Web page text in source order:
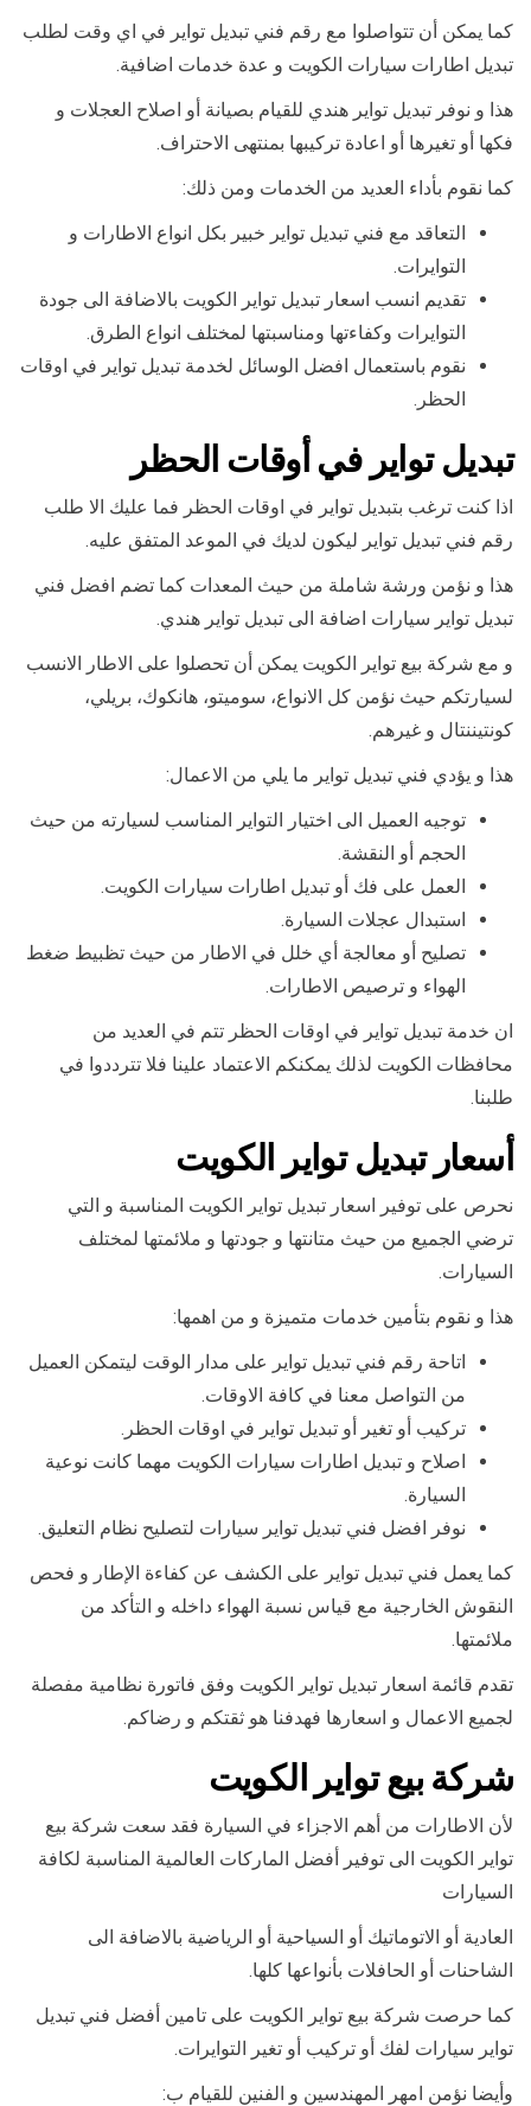
كما يمكن أن تتواصلوا مع رقم فني تبديل تواير في اي وقت لطلب
تبديل اطارات سيارات الكويت و عدة خدمات اضافية.
هذا و نوفر تبديل تواير هندي للقيام بصيانة أو اصلاح العجلات و
فكها أو تغيرها أو اعادة تركيبها بمنتهى الاحتراف.
كما نقوم بأداء العديد من الخدمات ومن ذلك:
التعاقد مع فني تبديل تواير خبير بكل انواع الاطارات و
التوايرات.
تقديم انسب اسعار تبديل تواير الكويت بالاضافة الى جودة
التوايرات وكفاءتها ومناسبتها لمختلف انواع الطرق.
نقوم باستعمال افضل الوسائل لخدمة تبديل تواير في اوقات
الحظر.
تبديل تواير في أوقات الحظر
اذا كنت ترغب بتبديل تواير في اوقات الحظر فما عليك الا طلب
رقم فني تبديل تواير ليكون لديك في الموعد المتفق عليه.
هذا و نؤمن ورشة شاملة من حيث المعدات كما تضم افضل فني
تبديل تواير سيارات اضافة الى تبديل تواير هندي.
و مع شركة بيع تواير الكويت يمكن أن تحصلوا على الاطار الانسب
لسيارتكم حيث نؤمن كل الانواع، سوميتو، هانكوك، بريلي،
كونتيننتال و غيرهم.
هذا و يؤدي فني تبديل تواير ما يلي من الاعمال:
توجيه العميل الى اختيار التواير المناسب لسيارته من حيث
الحجم أو النقشة.
العمل على فك أو تبديل اطارات سيارات الكويت.
استبدال عجلات السيارة.
تصليح أو معالجة أي خلل في الاطار من حيث تظبيط ضغط
الهواء و ترصيص الاطارات.
ان خدمة تبديل تواير في اوقات الحظر تتم في العديد من
محافظات الكويت لذلك يمكنكم الاعتماد علينا فلا تترددوا في
طلبنا.
أسعار تبديل تواير الكويت
نحرص على توفير اسعار تبديل تواير الكويت المناسبة و التي
ترضي الجميع من حيث متانتها و جودتها و ملائمتها لمختلف
السيارات.
هذا و نقوم بتأمين خدمات متميزة و من اهمها:
اتاحة رقم فني تبديل تواير على مدار الوقت ليتمكن العميل
من التواصل معنا في كافة الاوقات.
تركيب أو تغير أو تبديل تواير في اوقات الحظر.
اصلاح و تبديل اطارات سيارات الكويت مهما كانت نوعية
السيارة.
نوفر افضل فني تبديل تواير سيارات لتصليح نظام التعليق.
كما يعمل فني تبديل تواير على الكشف عن كفاءة الإطار و فحص
النقوش الخارجية مع قياس نسبة الهواء داخله و التأكد من
ملائمتها.
تقدم قائمة اسعار تبديل تواير الكويت وفق فاتورة نظامية مفصلة
لجميع الاعمال و اسعارها فهدفنا هو ثقتكم و رضاكم.
شركة بيع تواير الكويت
لأن الاطارات من أهم الاجزاء في السيارة فقد سعت شركة بيع
تواير الكويت الى توفير أفضل الماركات العالمية المناسبة لكافة
السيارات
العادية أو الاتوماتيك أو السياحية أو الرياضية بالاضافة الى
الشاحنات أو الحافلات بأنواعها كلها.
كما حرصت شركة بيع تواير الكويت على تامين أفضل فني تبديل
تواير سيارات لفك أو تركيب أو تغير التوايرات.
وأيضا نؤمن امهر المهندسين و الفنين للقيام ب: